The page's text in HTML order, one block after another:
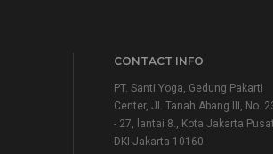
CONTACT INFO
PT. Santi Yoga, Gedung Pakarti
Center, Jl. Tanah Abang III, No.
- 27, lantai 8., Kota Jakarta
DKI Jakarta 10160.